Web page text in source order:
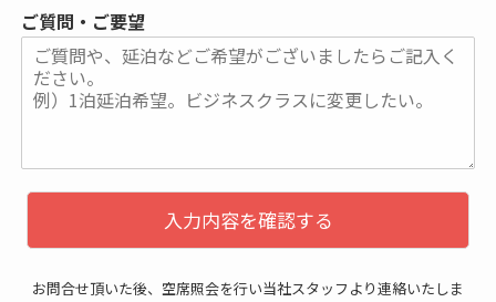
ご質問・ご要望
入力内容を確認する
お問合せ頂いた後、空席照会を行い当社スタッフより連絡いたしま